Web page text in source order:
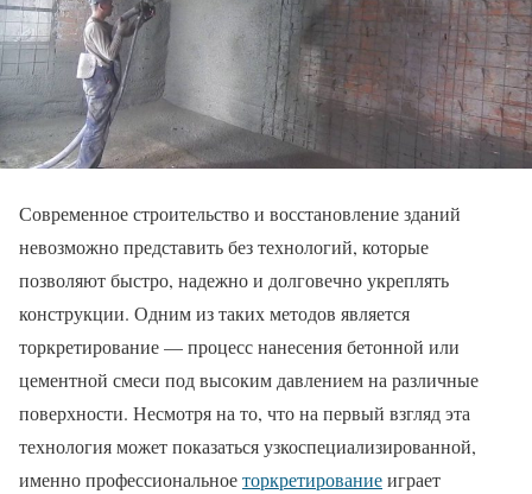
Современное строительство и восстановление зданий
невозможно представить без технологий, которые
позволяют быстро, надежно и долговечно укреплять
конструкции. Одним из таких методов является
торкретирование — процесс нанесения бетонной или
цементной смеси под высоким давлением на различные
поверхности. Несмотря на то, что на первый взгляд эта
технология может показаться узкоспециализированной,
именно профессиональноеторкретированиеиграет